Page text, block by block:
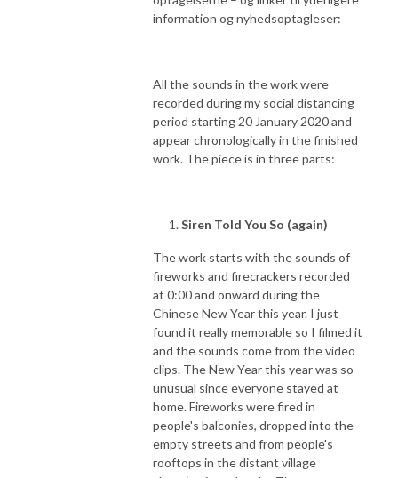
information og nyhedsoptagleser:
All the sounds in the work were
recorded during my social distancing
period starting 20 January 2020 and
appear chronologically in the finished
work. The piece is in three parts:
Siren Told You So (again)
The work starts with the sounds of
fireworks and firecrackers recorded
at 0:00 and onward during the
Chinese New Year this year. I just
found it really memorable so I filmed it
and the sounds come from the video
clips. The New Year this year was so
unusual since everyone stayed at
home. Fireworks were fired in
people's balconies, dropped into the
empty streets and from people's
rooftops in the distant village